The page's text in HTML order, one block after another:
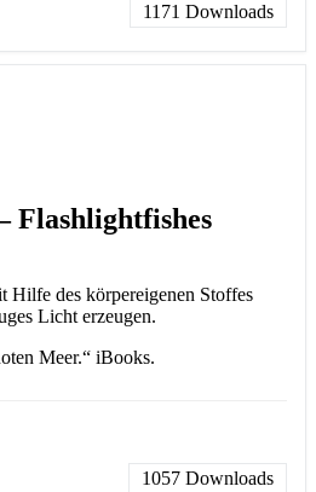
1171 Downloads
Flashlightfishes
Hilfe des körpereigenen Stoffes
Licht erzeugen.
Meer.“ iBooks.
1057 Downloads